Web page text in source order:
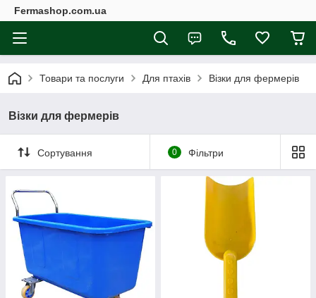
Fermashop.com.ua
Товари та послуги Для птахів Візки для фермерів
Візки для фермерів
Сортування 0 Фільтри